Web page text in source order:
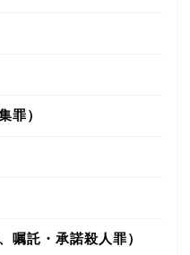
罪）
嘱託・承諾殺人罪）